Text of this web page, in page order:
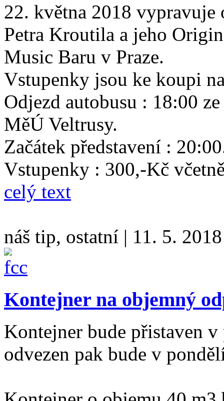
22. května 2018 vypravuje
Petra Kroutila a jeho
Music Baru v Praze.
Vstupenky jsou ke koupi
Odjezd autobusu : 18:00
MěÚ Veltrusy.
Začátek představení :
Vstupenky : 300,-Kč
celý text
náš tip, ostatní | 11. 5. 2018
Kontejner na objemný
Kontejner bude přistaven
odvezen pak bude v